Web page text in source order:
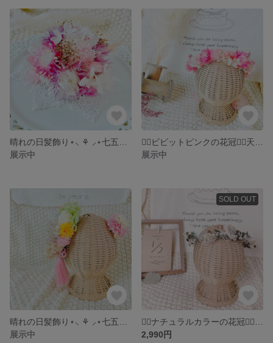
展示中
展示中
展示中
SOLD OUT
2,990円